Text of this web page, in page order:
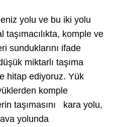
yolu ve bu iki yolu
komple ve
sunduklarını ifade
miktarlı taşıma
hitap ediyoruz. Yük
komple
taşımasını kara yolu,
yolunda